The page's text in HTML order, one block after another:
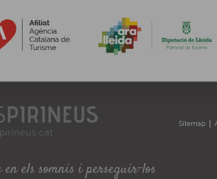
els somnis i perseguir-los
Sitemap